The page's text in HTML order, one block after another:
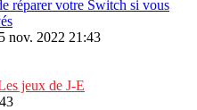
réparer votre Switch si vous
nov. 2022 21:43
jeux de J-E